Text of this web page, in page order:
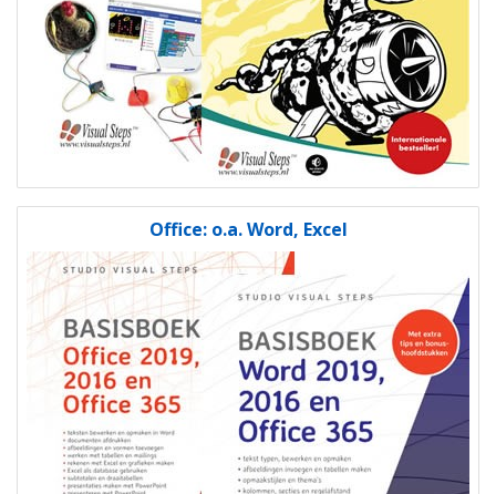
Office: o.a. Word, Excel